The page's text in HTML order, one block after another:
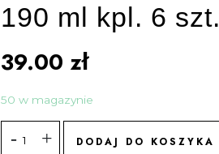
190 ml kpl. 6 szt.
39.00 zł
50 w magazynie
DODAJ DO KOSZYKA